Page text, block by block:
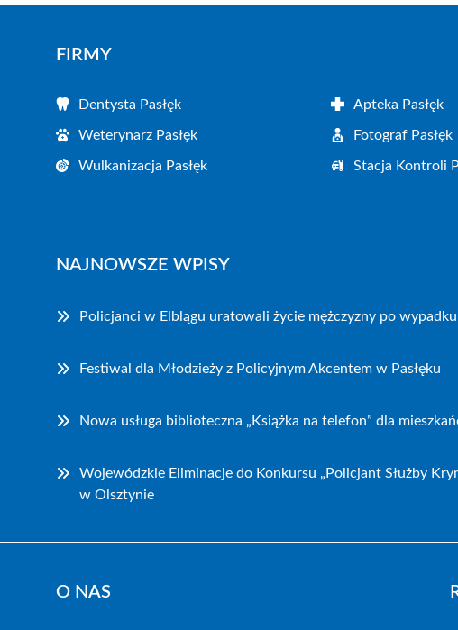
FIRMY
Dentysta Pasłęk Apteka Pasłęk
Weterynarz Pasłęk Fotograf Pasłęk
Wulkanizacja Pasłęk Stacja Kontroli
NAJNOWSZE WPISY
Policjanci w Elblągu uratowali życie mężczyzny po wypadku
Festiwal dla Młodzieży z Policyjnym Akcentem w Pasłęku
Nowa usługa biblioteczna „Książka na telefon” dla
Wojewódzkie Eliminacje do Konkursu „Policjant Służby
w Olsztynie
O NAS